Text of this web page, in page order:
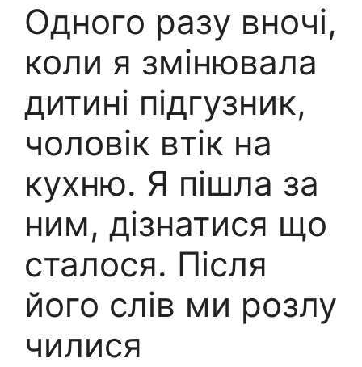
Одного разу вночі,
коли я змінювала
дитині підгузник,
чоловік втік на
кухню. Я пішла за
ним, дізнатися що
сталося. Після
його слів ми розлу
чилися